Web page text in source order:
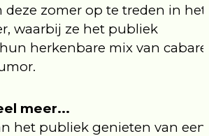
deze zomer op te treden in het
waarbij ze het publiek
herkenbare mix van
meer...
het publiek genieten van een